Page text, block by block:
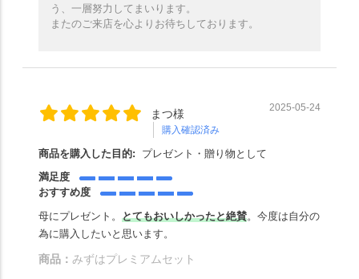
う、一層努力してまいります。
またのご来店を心よりお待ちしております。
まつ様
購入確認済み
2025-05-24
商品を購入した目的:
プレゼント・贈り物として
満足度
おすすめ度
母にプレゼント。 とてもおいしかったと絶賛。今度は自分の
為に購入したいと思います。
商品： みずはプレミアムセット